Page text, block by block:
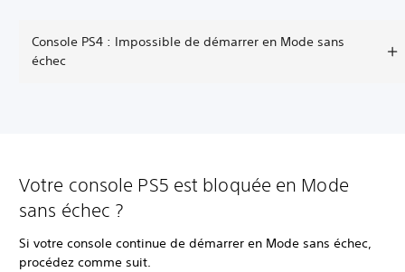
Console PS4 : Impossible de démarrer en Mode sans
échec
Votre console PS5 est bloquée en Mode
sans échec ?
Si votre console continue de démarrer en Mode sans échec,
procédez comme suit.